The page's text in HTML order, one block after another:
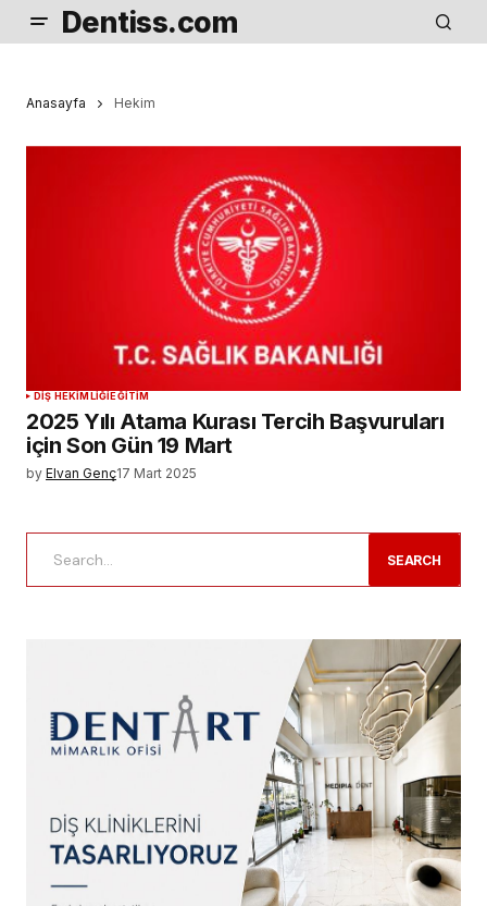
Dentiss.com
Anasayfa Hekim
DIŞ HEKIMLIĞIEĞITIM
2025 Yılı Atama Kurası Tercih Başvuruları
için Son Gün 19 Mart
by Elvan Genç17 Mart 2025
SEARCH